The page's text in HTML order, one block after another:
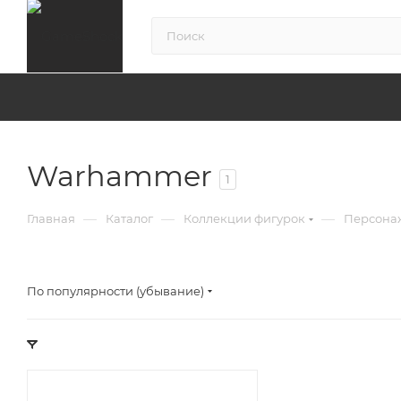
Warhammer 1
Главная — Каталог — Коллекции фигурок —
По популярности (убывание)